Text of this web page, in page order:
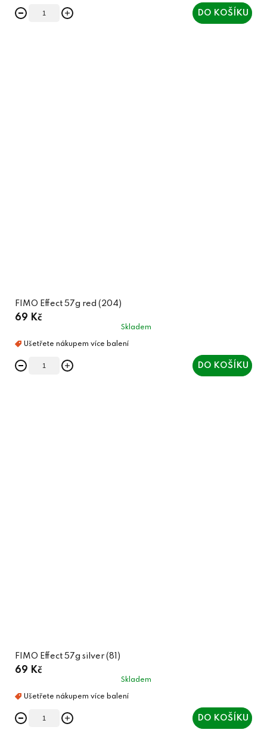
DO KOŠÍKU
FIMO Effect 57g red (204)
69 Kč
Skladem
DO KOŠÍKU
FIMO Effect 57g silver (81)
69 Kč
Skladem
DO KOŠÍKU